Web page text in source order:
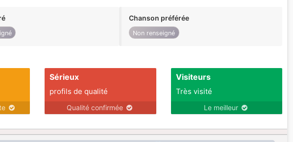
Chanson préférée
Non renseigné
Sérieux
profils de qualité
Qualité confirmée
Visiteurs
Très visité
Le meilleur